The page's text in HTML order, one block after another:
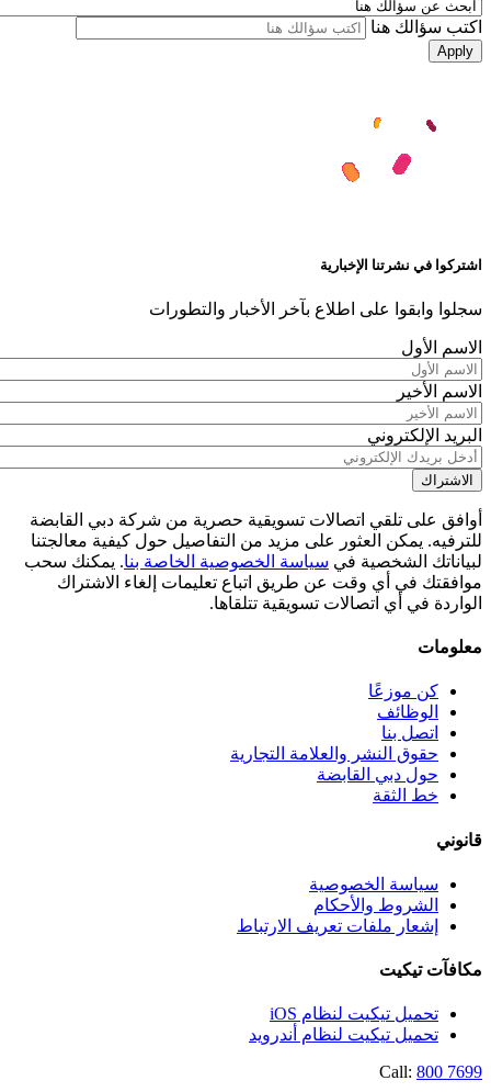
اكتب سؤالك هنا
اشتركوا في نشرتنا الإخبارية
سجلوا وابقوا على اطلاع بآخر الأخبار والتطورات
الاسم الأول
الاسم الأخير
البريد الإلكتروني
أوافق على تلقي اتصالات تسويقية حصرية من شركة دبي القابضة
للترفيه. يمكن العثور على مزيد من التفاصيل حول كيفية معالجتنا
لبياناتك الشخصية في سياسة الخصوصية الخاصة بنا. يمكنك سحب
موافقتك في أي وقت عن طريق اتباع تعليمات إلغاء الاشتراك
الواردة في أي اتصالات تسويقية تتلقاها.
معلومات
كن موزعًا
الوظائف
اتصل بنا
حقوق النشر والعلامة التجارية
حول دبي القابضة
خط الثقة
قانوني
سياسة الخصوصية
الشروط والأحكام
إشعار ملفات تعريف الارتباط
مكافآت تيكيت
تحميل تيكيت لنظام iOS
تحميل تيكيت لنظام أندرويد
Call: 800 7699